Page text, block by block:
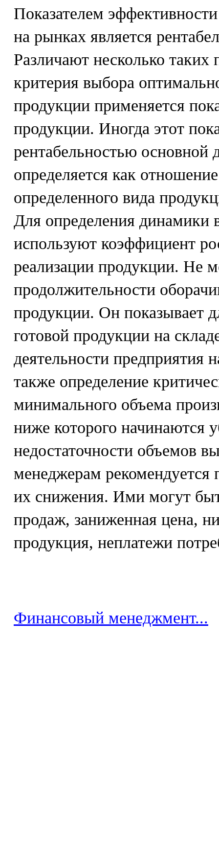
Показателем
на рынках является
Различают несколько таких
критерия выбора
продукции применяется
продукции. Иногда этот
рентабельностью основной
определяется как
определенного вида
Для определения динамики
используют коэффициент
реализации продукции. Не
продолжительности
продукции. Он показывает
готовой продукции на
деятельности предприятия
также определение
минимального объема
ниже которого начинаются
недостаточности объемов
менеджерам рекомендуется
их снижения. Ими могут
продаж, заниженная цена,
продукция, неплатежи
Финансовый менеджмент...